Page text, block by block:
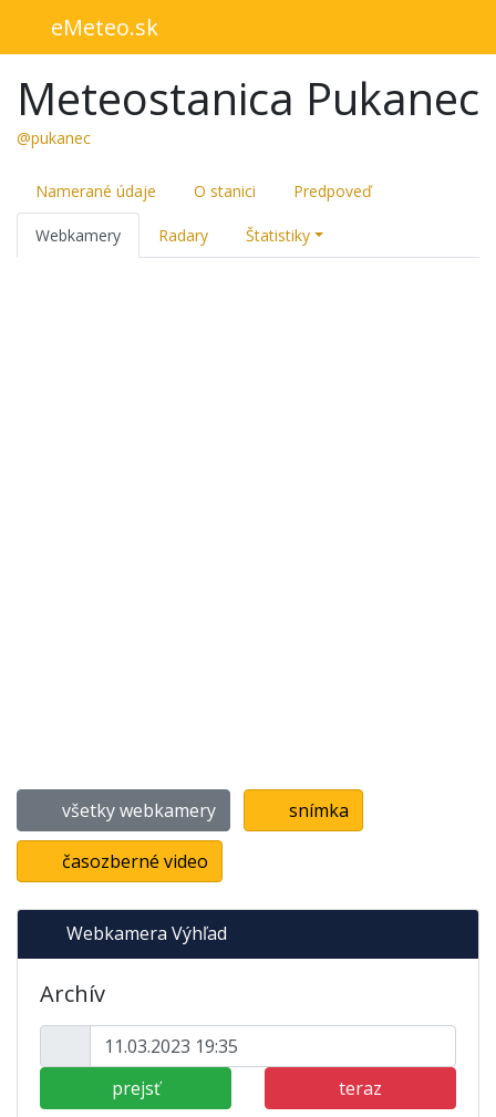
eMeteo.sk
Meteostanica Pukanec
@pukanec
Namerané údaje O stanici Predpoveď
Webkamery Radary Štatistiky
všetky webkamery snímka
časozberné video
Webkamera Výhľad
Archív
prejsť teraz